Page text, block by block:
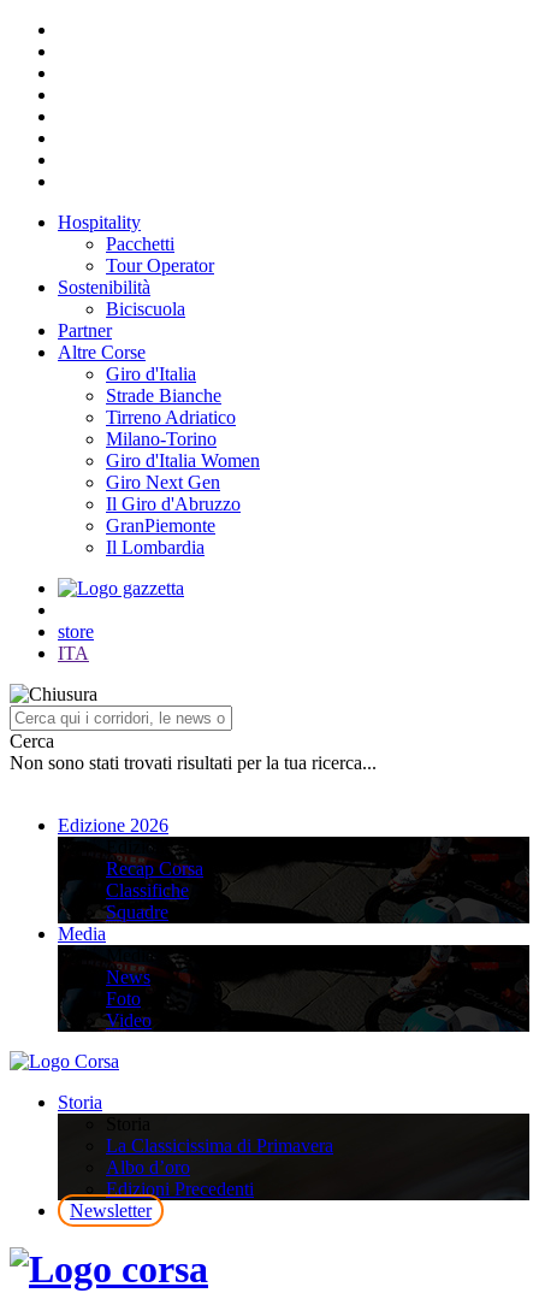
Hospitality
Pacchetti
Tour Operator
Sostenibilità
Biciscuola
Partner
Altre Corse
Giro d'Italia
Strade Bianche
Tirreno Adriatico
Milano-Torino
Giro d'Italia Women
Giro Next Gen
Il Giro d'Abruzzo
GranPiemonte
Il Lombardia
store
ITA
Cerca
Non sono stati trovati risultati per la tua ricerca...
Edizione 2026
Edizione 2026
Recap Corsa
Classifiche
Squadre
Media
Media
News
Foto
Video
Storia
La Classicissima di Primavera
Albo d’oro
Edizioni Precedenti
Newsletter